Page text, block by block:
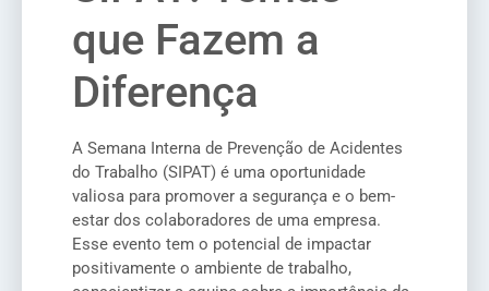
que Fazem a
Diferença
A Semana Interna de Prevenção de Acidentes
do Trabalho (SIPAT) é uma oportunidade
valiosa para promover a segurança e o bem-
estar dos colaboradores de uma empresa.
Esse evento tem o potencial de impactar
positivamente o ambiente de trabalho,